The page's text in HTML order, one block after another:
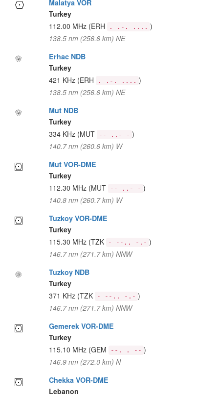
Malatya VOR
Turkey
112.00 MHz (ERH . .-. .... )
138.5 nm (256.6 km) NE
Erhac NDB
Turkey
421 KHz (ERH . .-. .... )
138.5 nm (256.6 km) NE
Mut NDB
Turkey
334 KHz (MUT -- ..- - )
140.7 nm (260.6 km) W
Mut VOR-DME
Turkey
112.30 MHz (MUT -- ..- - )
140.8 nm (260.7 km) W
Tuzkoy VOR-DME
Turkey
115.30 MHz (TZK - --.. -.- )
146.7 nm (271.7 km) NNW
Tuzkoy NDB
Turkey
371 KHz (TZK - --.. -.- )
146.7 nm (271.7 km) NNW
Gemerek VOR-DME
Turkey
115.10 MHz (GEM --. . -- )
146.9 nm (272.0 km) N
Chekka VOR-DME
Lebanon